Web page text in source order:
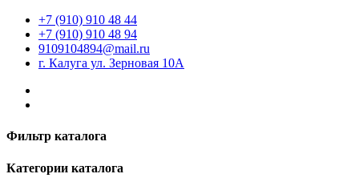
+7 (910) 910 48 44
+7 (910) 910 48 94
9109104894@mail.ru
г. Калуга ул. Зерновая 10А
Фильтр каталога
Категории каталога